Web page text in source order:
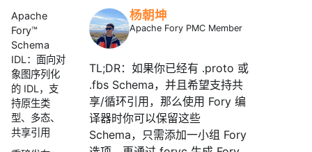
Apache
Fory™
Schema
IDL：面向对
象图序列化
的 IDL，支
持原生类
型、多态、
共享引用
杨朝坤
Apache Fory PMC Member
TL;DR：如果你已经有 .proto 或
.fbs Schema，并且希望支持共
享/循环引用，那么使用 Fory 编
译器时你可以保留这些
Schema，只需添加一小组 Fory